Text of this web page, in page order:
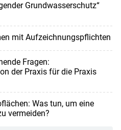
Grundwasserschutz“
mit Aufzeichnungspflichten
Fragen:
der Praxis für die Praxis
Was tun, um eine
vermeiden?